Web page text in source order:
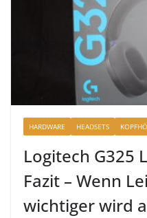
HARDWARE HEADSETS
Logitech G325
Fazit – Wenn
wichtiger wird